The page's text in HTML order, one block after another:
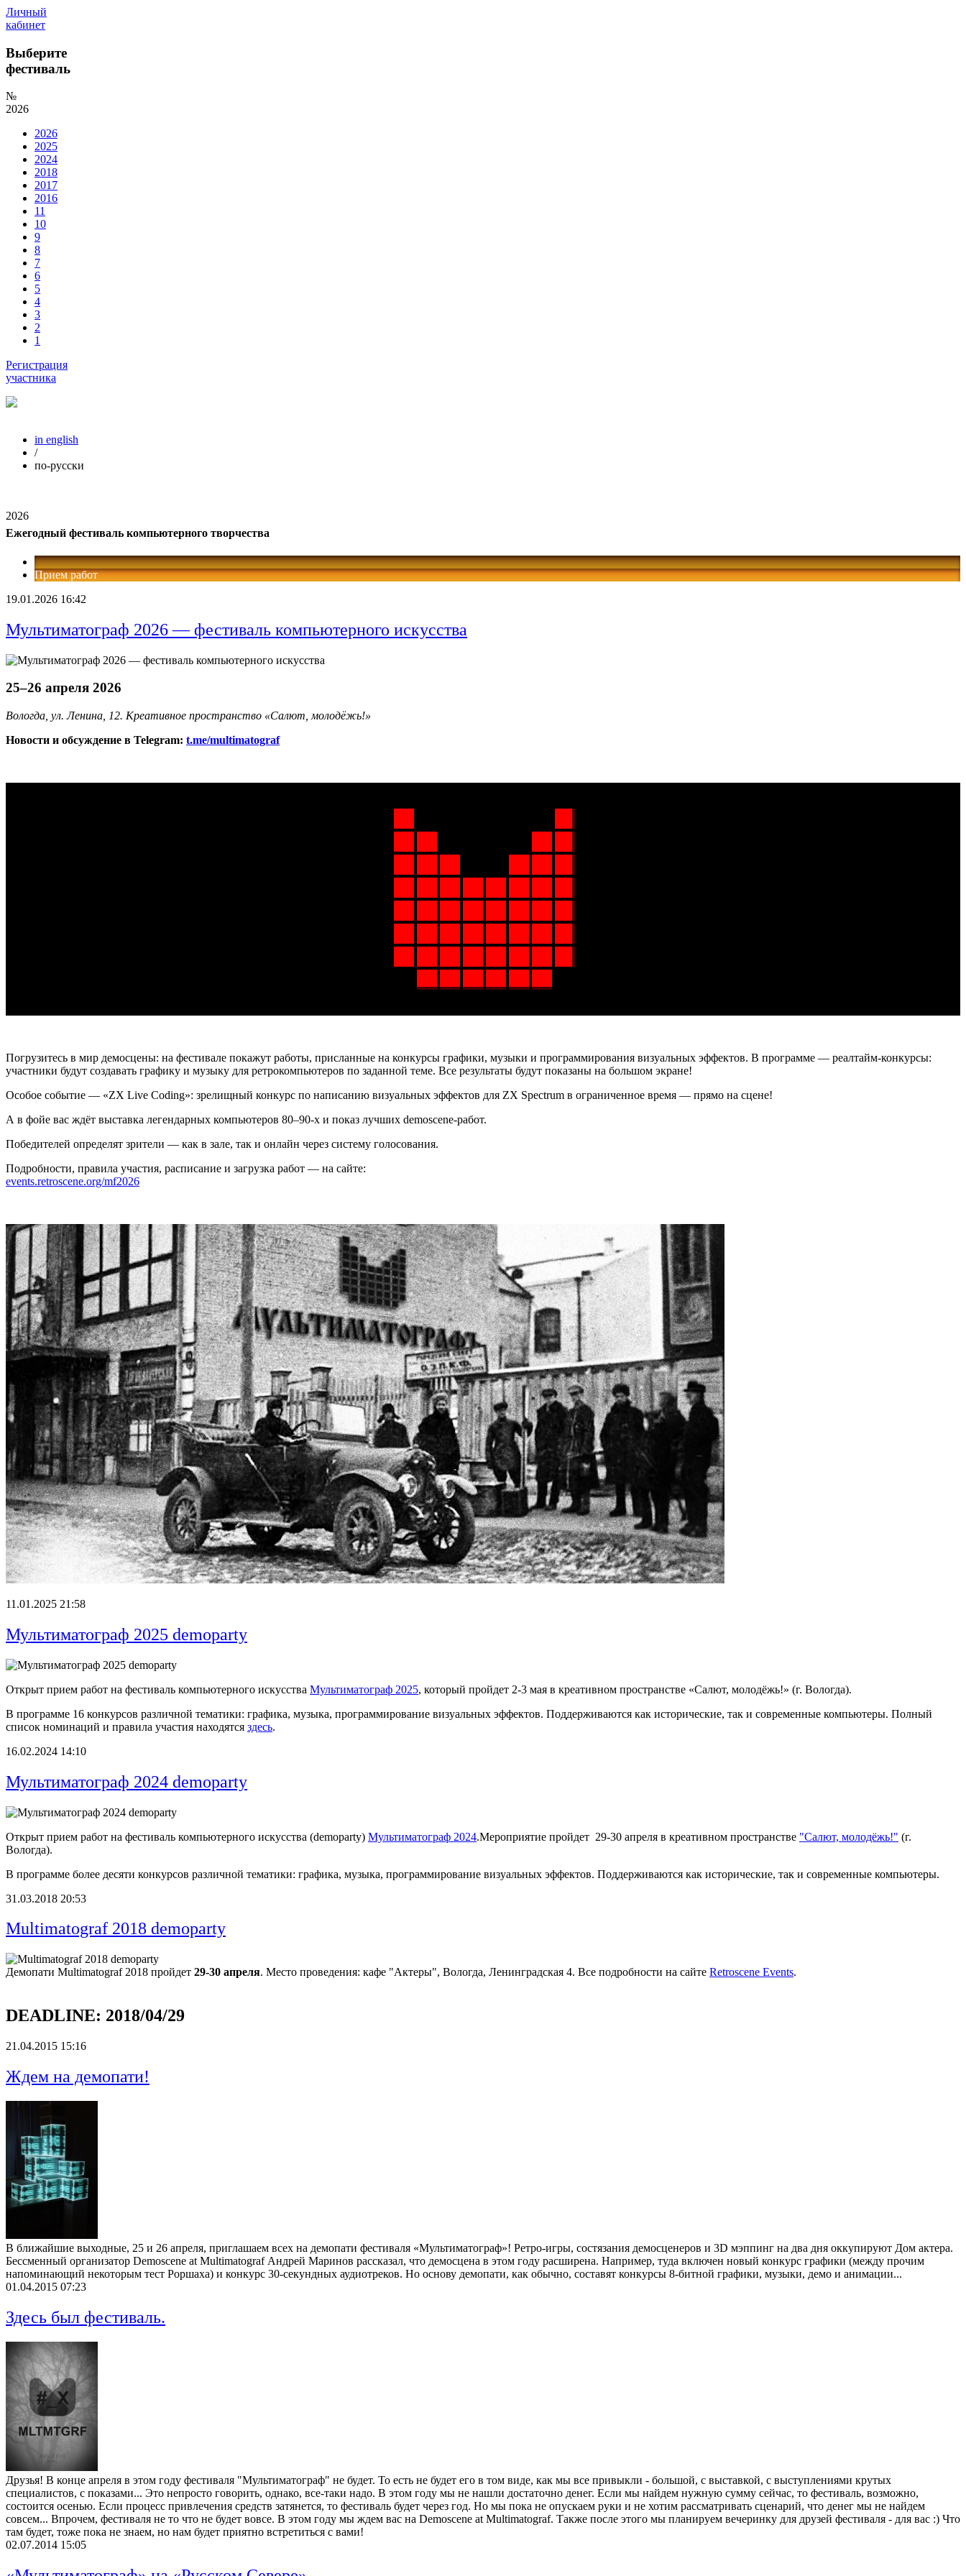
Личный
кабинет
Выберите
фестиваль
№
2026
2026
2025
2024
2018
2017
2016
11
10
9
8
7
6
5
4
3
2
1
Регистрация
участника
in english
/
по-русски
2026
Ежегодный фестиваль компьютерного творчества
Прием работ
19.01.2026 16:42
Мультиматограф 2026 — фестиваль компьютерного искусства
25–26 апреля 2026
Вологда, ул. Ленина, 12. Креативное пространство «Салют, молодёжь!»
Новости и обсуждение в Telegram: t.me/multimatograf
Погрузитесь в мир демосцены: на фестивале покажут работы, присланные на конкурсы графики, музыки и программирования визуальных эффектов. В программе — реалтайм-конкурсы:
участники будут создавать графику и музыку для ретрокомпьютеров по заданной теме. Все результаты будут показаны на большом экране!
Особое событие — «ZX Live Coding»: зрелищный конкурс по написанию визуальных эффектов для ZX Spectrum в ограниченное время — прямо на сцене!
А в фойе вас ждёт выставка легендарных компьютеров 80–90-х и показ лучших demoscene-работ.
Победителей определят зрители — как в зале, так и онлайн через систему голосования.
Подробности, правила участия, расписание и загрузка работ — на сайте:
events.retroscene.org/mf2026
11.01.2025 21:58
Мультиматограф 2025 demoparty
Открыт прием работ на фестиваль компьютерного искусства Мультиматограф 2025, который пройдет 2-3 мая в креативном пространстве «Салют, молодёжь!» (г. Вологда).
В программе 16 конкурсов различной тематики: графика, музыка, программирование визуальных эффектов. Поддерживаются как исторические, так и современные компьютеры. Полный
список номинаций и правила участия находятся здесь.
16.02.2024 14:10
Мультиматограф 2024 demoparty
Открыт прием работ на фестиваль компьютерного искусства (demoparty) Мультиматограф 2024.Мероприятие пройдет 29-30 апреля в креативном пространстве "Салют, молодёжь!" (г.
Вологда).
В программе более десяти конкурсов различной тематики: графика, музыка, программирование визуальных эффектов. Поддерживаются как исторические, так и современные компьютеры.
31.03.2018 20:53
Multimatograf 2018 demoparty
Демопати Multimatograf 2018 пройдет 29-30 апреля. Место проведения: кафе "Актеры", Вологда, Ленинградская 4. Все подробности на сайте Retroscene Events.
DEADLINE: 2018/04/29
21.04.2015 15:16
Ждем на демопати!
В ближайшие выходные, 25 и 26 апреля, приглашаем всех на демопати фестиваля «Мультиматограф»! Ретро-игры, состязания демосценеров и 3D мэппинг на два дня оккупируют Дом актера.
Бессменный организатор Demoscene at Multimatograf Андрей Маринов рассказал, что демосцена в этом году расширена. Например, туда включен новый конкурс графики (между прочим
напоминающий некоторым тест Роршаха) и конкурс 30-секундных аудиотреков. Но основу демопати, как обычно, составят конкурсы 8-битной графики, музыки, демо и анимации...
01.04.2015 07:23
Здесь был фестиваль.
Друзья! В конце апреля в этом году фестиваля "Мультиматограф" не будет. То есть не будет его в том виде, как мы все привыкли - большой, с выставкой, с выступлениями крутых
специалистов, с показами... Это непросто говорить, однако, все-таки надо. В этом году мы не нашли достаточно денег. Если мы найдем нужную сумму сейчас, то фестиваль, возможно,
состоится осенью. Если процесс привлечения средств затянется, то фестиваль будет через год. Но мы пока не опускаем руки и не хотим рассматривать сценарий, что денег мы не найдем
совсем... Впрочем, фестиваля не то что не будет вовсе. В этом году мы ждем вас на Demoscene at Multimatograf. Также после этого мы планируем вечеринку для друзей фестиваля - для вас :) Что
там будет, тоже пока не знаем, но нам будет приятно встретиться с вами!
02.07.2014 15:05